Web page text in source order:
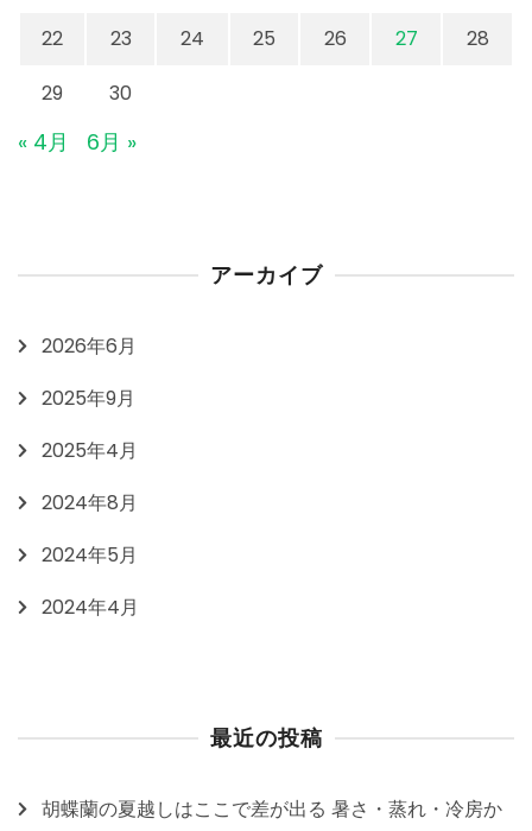
22
23 24 25 26 27
28
29
30
« 4月 6月 »
アーカイブ
2026年6月
2025年9月
2025年4月
2024年8月
2024年5月
2024年4月
最近の投稿
胡蝶蘭の夏越しはここで差が出る 暑さ・蒸れ・冷房か